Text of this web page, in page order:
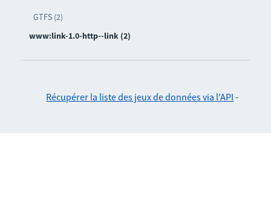
GTFS (2)
www:link-1.0-http--link (2)
Récupérer la liste des jeux de données via l'API -